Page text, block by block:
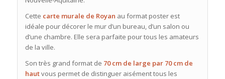
Cette carte murale de Royan au format poster est
idéale pour décorer le mur d’un bureau, d’un salon ou
d’une chambre. Elle sera parfaite pour tous les amateurs
de la ville.
Son très grand format de 70 cm de large par 70 cm de
hautvous permet de distinguer aisément tous les